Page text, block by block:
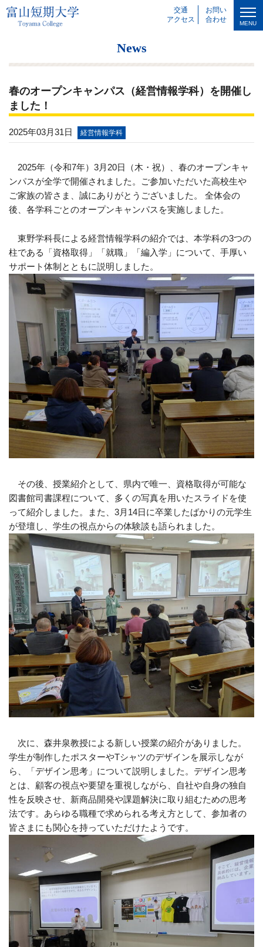
交通
アクセス
お問い
合わせ
MENU
News
春のオープンキャンパス（経営情報学科）を開催し
ました！
2025年03月31日 経営情報学科
2025年（令和7年）3月20日（木・祝）、春のオープンキャ
ンパスが全学で開催されました。ご参加いただいた高校生や
ご家族の皆さま、誠にありがとうございました。 全体会の
後、各学科ごとのオープンキャンパスを実施しました。
東野学科長による経営情報学科の紹介では、本学科の3つの
柱である「資格取得」「就職」「編入学」について、手厚い
サポート体制とともに説明しました。
その後、授業紹介として、県内で唯一、資格取得が可能な
図書館司書課程について、多くの写真を用いたスライドを使
って紹介しました。また、3月14日に卒業したばかりの元学生
が登壇し、学生の視点からの体験談も語られました。
次に、森井泉教授による新しい授業の紹介がありました。
学生が制作したポスターやTシャツのデザインを展示しなが
ら、「デザイン思考」について説明しました。デザイン思考
とは、顧客の視点や要望を重視しながら、自社や自身の独自
性を反映させ、新商品開発や課題解決に取り組むための思考
法です。あらゆる職種で求められる考え方として、参加者の
皆さまにも関心を持っていただけたようです。